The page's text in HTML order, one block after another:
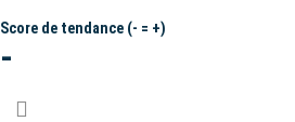
Score de tendance (- = +)
-